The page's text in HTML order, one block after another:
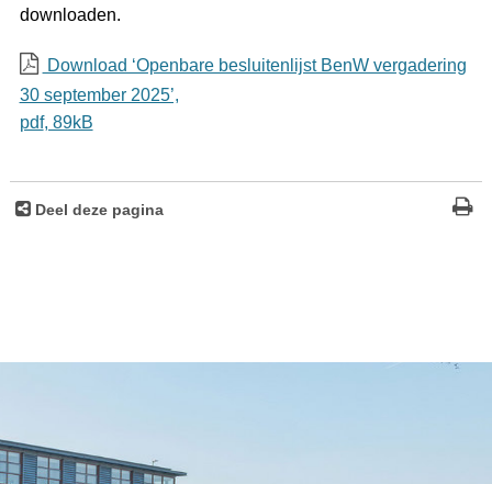
downloaden.
Download ‘Openbare besluitenlijst BenW vergadering
30 september 2025’,
pdf, 89kB
Deel deze pagina